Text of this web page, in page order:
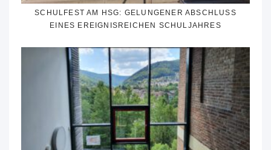
SCHULFEST AM HSG: GELUNGENER ABSCHLUSS
EINES EREIGNISREICHEN SCHULJAHRES